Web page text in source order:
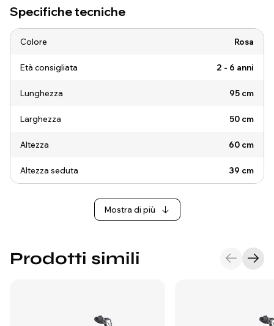
Specifiche tecniche
Colore Rosa
Età consigliata 2 - 6 anni
Lunghezza 95 cm
Larghezza 50 cm
Altezza 60 cm
Altezza seduta 39 cm
Mostra di più
Prodotti simili